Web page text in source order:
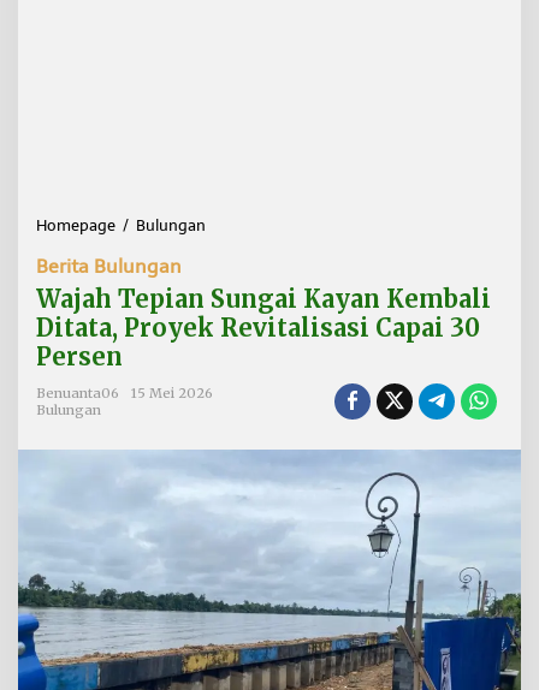
Homepage / Bulungan
a
h
T
i
u
a
a
n
Berita Bulungan
Wajah Tepian Sungai Kayan Kembali
Ditata, Proyek Revitalisasi Capai 30
Persen
Benuanta06
15 Mei 2026
Bulungan